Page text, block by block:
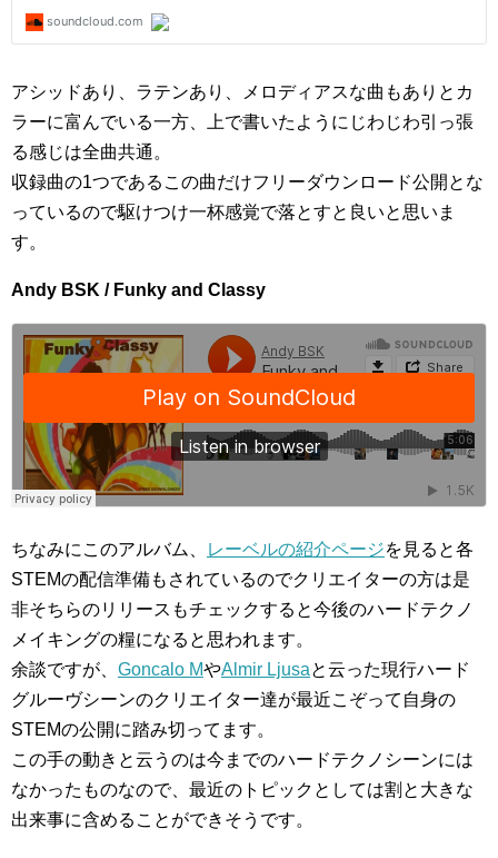
アシッドあり、ラテンあり、メロディアスな曲もありとカ
ラーに富んでいる一方、上で書いたようにじわじわ引っ張
る感じは全曲共通。
収録曲の1つであるこの曲だけフリーダウンロード公開とな
っているので駆けつけ一杯感覚で落とすと良いと思いま
す。
Andy BSK / Funky and Classy
ちなみにこのアルバム、 レーベルの紹介ページを見ると各
STEMの配信準備もされているのでクリエイターの方は是
非そちらのリリースもチェックすると今後のハードテクノ
メイキングの糧になると思われます。
余談ですが、 Goncalo MやAlmir Ljusaと云った現行ハード
グルーヴシーンのクリエイター達が最近こぞって自身の
STEMの公開に踏み切ってます。
この手の動きと云うのは今までのハードテクノシーンには
なかったものなので、最近のトピックとしては割と大きな
出来事に含めることができそうです。